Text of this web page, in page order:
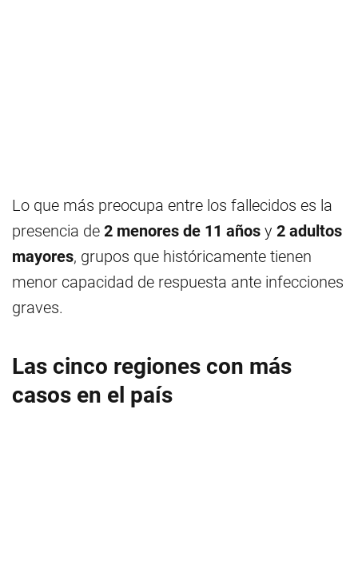
Lo que más preocupa entre los fallecidos es la
presencia de 2 menores de 11 años y 2 adultos
mayores, grupos que históricamente tienen
menor capacidad de respuesta ante infecciones
graves.
Las cinco regiones con más
casos en el país